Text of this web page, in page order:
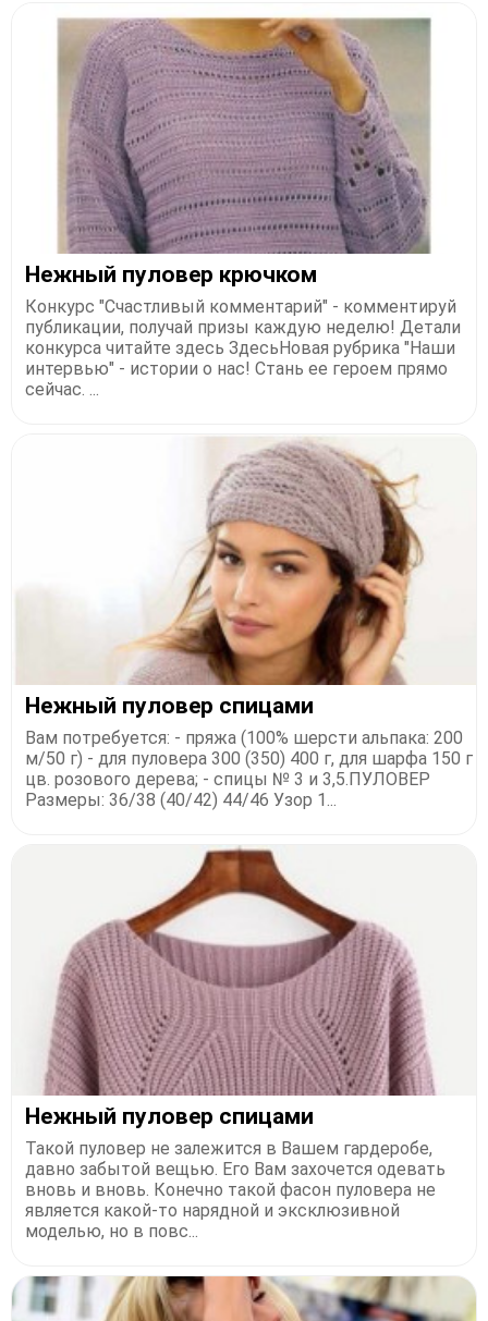
Нежный пуловер крючком
Конкурс "Счастливый комментарий" - комментируй
публикации, получай призы каждую неделю! Детали
конкурса читайте здесь ЗдесьНовая рубрика "Наши
интервью" - истории о нас! Стань ее героем прямо
сейчас. ...
Нежный пуловер спицами
Вам потребуется: - пряжа (100% шерсти альпака: 200
м/50 г) - для пуловера 300 (350) 400 г, для шарфа 150 г
цв. розового дерева; - спицы № 3 и 3,5.ПУЛОВЕР
Размеры: 36/38 (40/42) 44/46 Узор 1...
Нежный пуловер спицами
Такой пуловер не залежится в Вашем гардеробе,
давно забытой вещью. Его Вам захочется одевать
вновь и вновь. Конечно такой фасон пуловера не
является какой-то нарядной и эксклюзивной
моделью, но в повс...